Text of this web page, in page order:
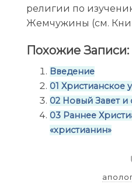
религии по
Жемчужины (см.
Похожие Записи:
Введение
01 Христианское
02 Новый Завет и
03 Раннее
«христианин»